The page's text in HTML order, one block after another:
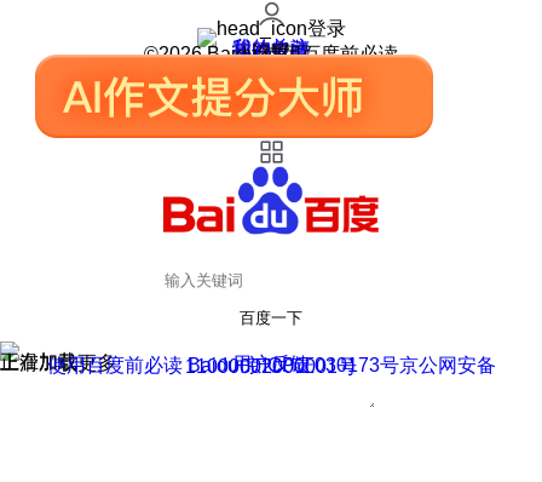
登录
我的关注
我的收藏
皮肤中心
用户反馈
设置
©2026 Baidu 使用百度前必读
百度一下
正在加载
上滑加载更多 用户反馈
使用百度前必读 Baidu 京ICP证030173号
京公网安备11000002000001号